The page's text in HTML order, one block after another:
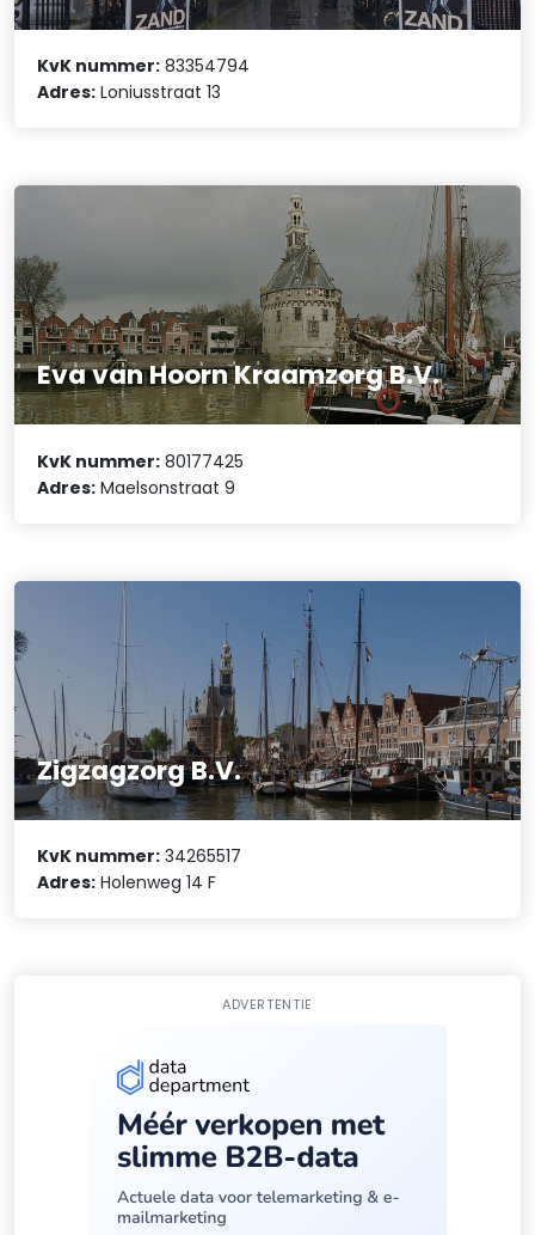
KvK nummer: 83354794
Adres: Loniusstraat 13
Eva van Hoorn Kraamzorg B.V.
KvK nummer: 80177425
Adres: Maelsonstraat 9
Zigzagzorg B.V.
KvK nummer: 34265517
Adres: Holenweg 14 F
ADVERTENTIE